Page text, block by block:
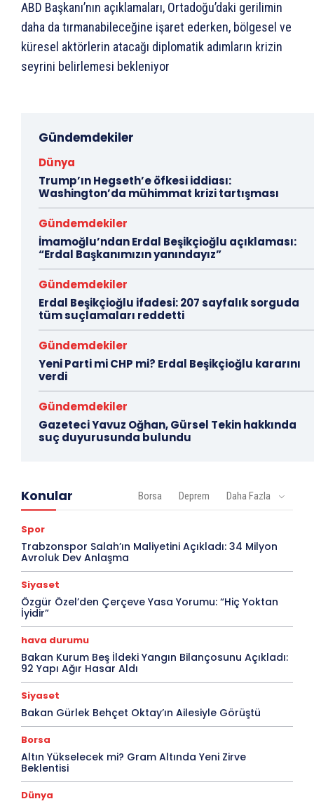
ABD Başkanı’nın açıklamaları, Ortadoğu’daki gerilimin
daha da tırmanabileceğine işaret ederken, bölgesel ve
küresel aktörlerin atacağı diplomatik adımların krizin
seyrini belirlemesi bekleniyor
Gündemdekiler
Dünya
Trump’ın Hegseth’e öfkesi iddiası:
Washington’da mühimmat krizi tartışması
Gündemdekiler
İmamoğlu’ndan Erdal Beşikçioğlu açıklaması:
“Erdal Başkanımızın yanındayız”
Gündemdekiler
Erdal Beşikçioğlu ifadesi: 207 sayfalık sorguda
tüm suçlamaları reddetti
Gündemdekiler
Yeni Parti mi CHP mi? Erdal Beşikçioğlu kararını
verdi
Gündemdekiler
Gazeteci Yavuz Oğhan, Gürsel Tekin hakkında
suç duyurusunda bulundu
Konular Borsa Deprem Daha Fazla
Spor
Trabzonspor Salah’ın Maliyetini Açıkladı: 34 Milyon
Avroluk Dev Anlaşma
Siyaset
Özgür Özel’den Çerçeve Yasa Yorumu: “Hiç Yoktan
İyidir”
hava durumu
Bakan Kurum Beş İldeki Yangın Bilançosunu Açıkladı:
92 Yapı Ağır Hasar Aldı
Siyaset
Bakan Gürlek Behçet Oktay’ın Ailesiyle Görüştü
Borsa
Altın Yükselecek mi? Gram Altında Yeni Zirve
Beklentisi
Dünya